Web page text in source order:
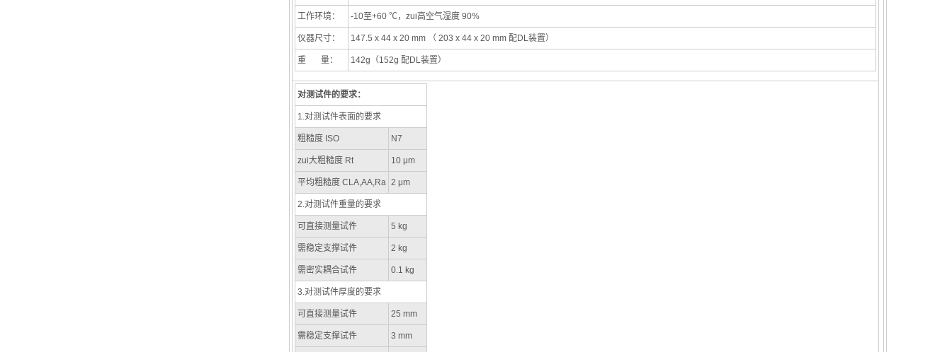
工作环境： -10至+60 ℃，zui高空气湿度 90%
仪器尺寸： 147.5 x 44 x 20 mm （ 203 x 44 x 20 mm 配DL装置）
重 量： 142g（152g 配DL装置）
对测试件的要求：
1.对测试件表面的要求
粗糙度 ISO N7
zui大粗糙度 Rt 10 μm
平均粗糙度 CLA,AA,Ra 2 μm
2.对测试件重量的要求
可直接测量试件 5 kg
需稳定支撑试件 2 kg
需密实耦合试件 0.1 kg
3.对测试件厚度的要求
可直接测量试件 25 mm
需稳定支撑试件 3 mm